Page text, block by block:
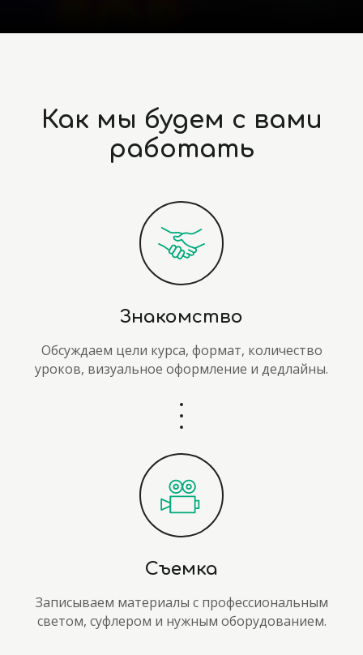
Как мы будем с вами
работать
Знакомство
Обсуждаем цели курса, формат, количество
уроков, визуальное оформление и дедлайны.
Съемка
Записываем материалы с профессиональным
светом, суфлером и нужным оборудованием.